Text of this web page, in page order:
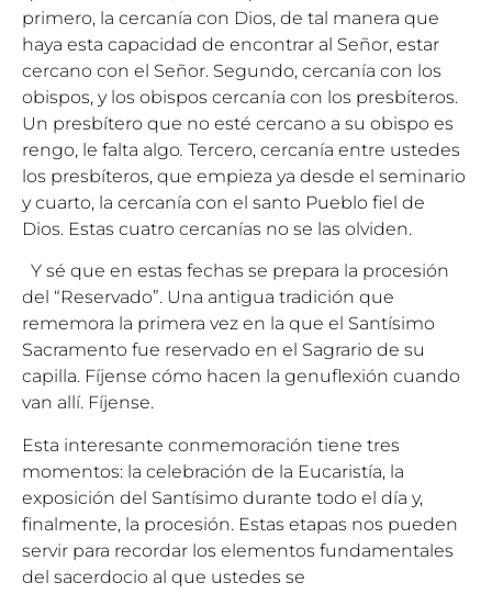
primero, la cercanía con Dios, de tal manera que
haya esta capacidad de encontrar al Señor, estar
cercano con el Señor. Segundo, cercanía con los
obispos, y los obispos cercanía con los presbíteros.
Un presbítero que no esté cercano a su obispo es
rengo, le falta algo. Tercero, cercanía entre ustedes
los presbíteros, que empieza ya desde el seminario
y cuarto, la cercanía con el santo Pueblo fiel de
Dios. Estas cuatro cercanías no se las olviden.
Y sé que en estas fechas se prepara la procesión
del “Reservado”. Una antigua tradición que
rememora la primera vez en la que el Santísimo
Sacramento fue reservado en el Sagrario de su
capilla. Fíjense cómo hacen la genuflexión cuando
van allí. Fíjense.
Esta interesante conmemoración tiene tres
momentos: la celebración de la Eucaristía, la
exposición del Santísimo durante todo el día y,
finalmente, la procesión. Estas etapas nos pueden
servir para recordar los elementos fundamentales
del sacerdocio al que ustedes se